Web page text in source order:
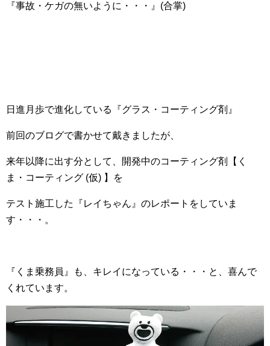
『事故・ケガの無いように・・・』(合掌)
日進月歩で進化している『グラス・コーティング剤』
前回のブログで書かせて戴きましたが、
来年以降に出す分として、開発中のコーティング剤【く
ま・コーティング (仮) 】を
テスト施工した『レイちゃん』のレポートをしていま
す・・・。
『くま乗務員』も、キレイになっている・・・と、喜んで
くれています。